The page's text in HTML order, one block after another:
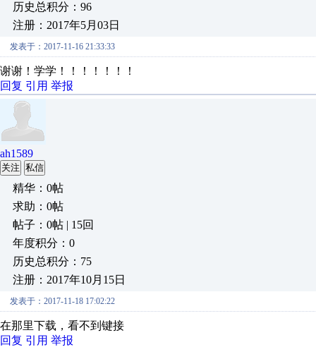
历史总积分：96
注册：2017年5月03日
发表于：2017-11-16 21:33:33
谢谢！学学！！！！！！！
回复 引用 举报
ah1589
关注 私信
精华：0帖
求助：0帖
帖子：0帖 | 15回
年度积分：0
历史总积分：75
注册：2017年10月15日
发表于：2017-11-18 17:02:22
在那里下载，看不到键接
回复 引用 举报